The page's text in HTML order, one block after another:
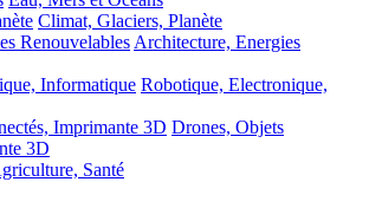
Climat, Glaciers, Planète
Renouvelables Architecture, Energies
Informatique Robotique, Electronique,
Imprimante 3D Drones, Objets
3D
Santé